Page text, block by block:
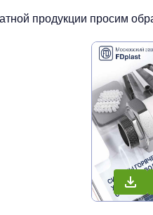
продукции просим